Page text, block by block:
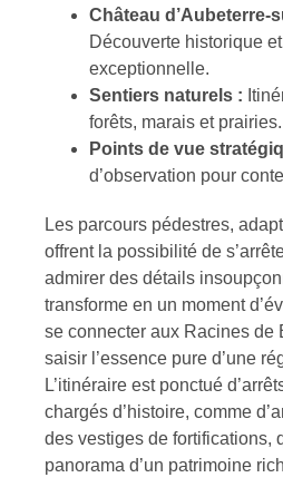
Château d’Aubeterre-
Découverte historique
exceptionnelle.
Sentiers naturels :
forêts, marais et prairies.
Points de vue
d’observation pour
Les parcours pédestres,
offrent la possibilité de
admirer des détails
transforme en un moment
se connecter aux Racines de
saisir l’essence pure d’une
L’itinéraire est ponctué
chargés d’histoire, comme
des vestiges de fortifications,
panorama d’un patrimoine